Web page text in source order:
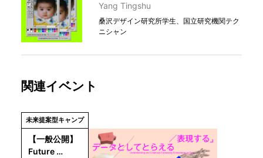
Yang Tingshu
桑沢デザイン研究所学生、国立研究機関テク
ニシャン
関連イベント
未来提案型キャンプ
【一般公開】
Future